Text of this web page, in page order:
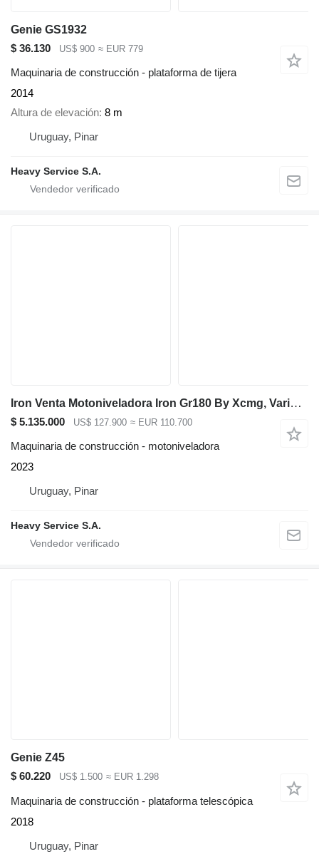
Genie GS1932
$ 36.130
US$ 900 ≈ EUR 779
Maquinaria de construcción - plataforma de tijera
2014
Altura de elevación 8 m
Uruguay, Pinar
Heavy Service S.A.
Iron Venta Motoniveladora Iron Gr180 By Xcmg, Varios Modelos
$ 5.135.000 US$ 127.900 ≈ EUR 110.700
Maquinaria de construcción - motoniveladora
2023
Uruguay, Pinar
Heavy Service S.A.
Genie Z45
$ 60.220
US$ 1.500 ≈ EUR 1.298
Maquinaria de construcción - plataforma telescópica
2018
Uruguay, Pinar